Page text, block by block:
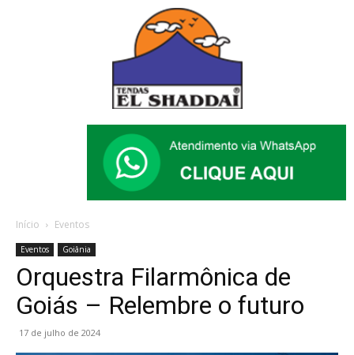
Início Eventos
Eventos Goiânia
Orquestra Filarmônica de
Goiás – Relembre o futuro
17 de julho de 2024